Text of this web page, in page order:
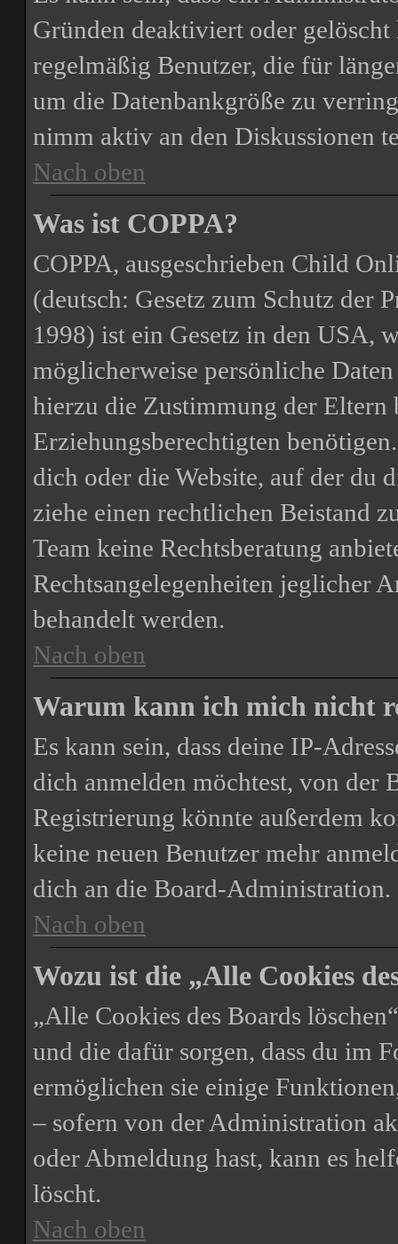
Gründen deaktiviert oder
regelmäßig Benutzer, die für
um die Datenbankgröße zu
nimm aktiv an den Diskussionen
Nach oben
Was ist COPPA?
COPPA, ausgeschrieben Child
(deutsch: Gesetz zum Schutz der
1998) ist ein Gesetz in den USA,
möglicherweise persönliche
hierzu die Zustimmung der Eltern
Erziehungsberechtigten
dich oder die Website, auf der du
ziehe einen rechtlichen Beistand
Team keine Rechtsberatung
Rechtsangelegenheiten jeglicher
behandelt werden.
Nach oben
Warum kann ich mich nicht
Es kann sein, dass deine IP-
dich anmelden möchtest, von
Registrierung könnte außerdem
keine neuen Benutzer mehr
dich an die Board-Administration.
Nach oben
Wozu ist die „Alle Cookies
„Alle Cookies des Boards
und die dafür sorgen, dass du im
ermöglichen sie einige
– sofern von der Administration
oder Abmeldung hast, kann es
löscht.
Nach oben